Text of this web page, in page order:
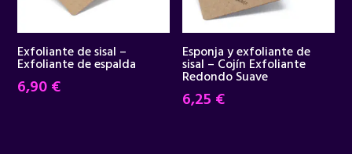
Exfoliante de sisal –
Exfoliante de espalda
6,90€
Esponja y exfoliante de
sisal – Cojín Exfoliante
Redondo Suave
6,25 €